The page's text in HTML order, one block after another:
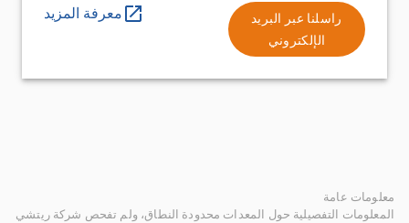
راسلنا عبر البريد
الإلكتروني
معرفة المزيد
معلومات عامة
المعلومات التفصيلية حول المعدات محدودة النطاق، ولم تفحص شركة ريتشي